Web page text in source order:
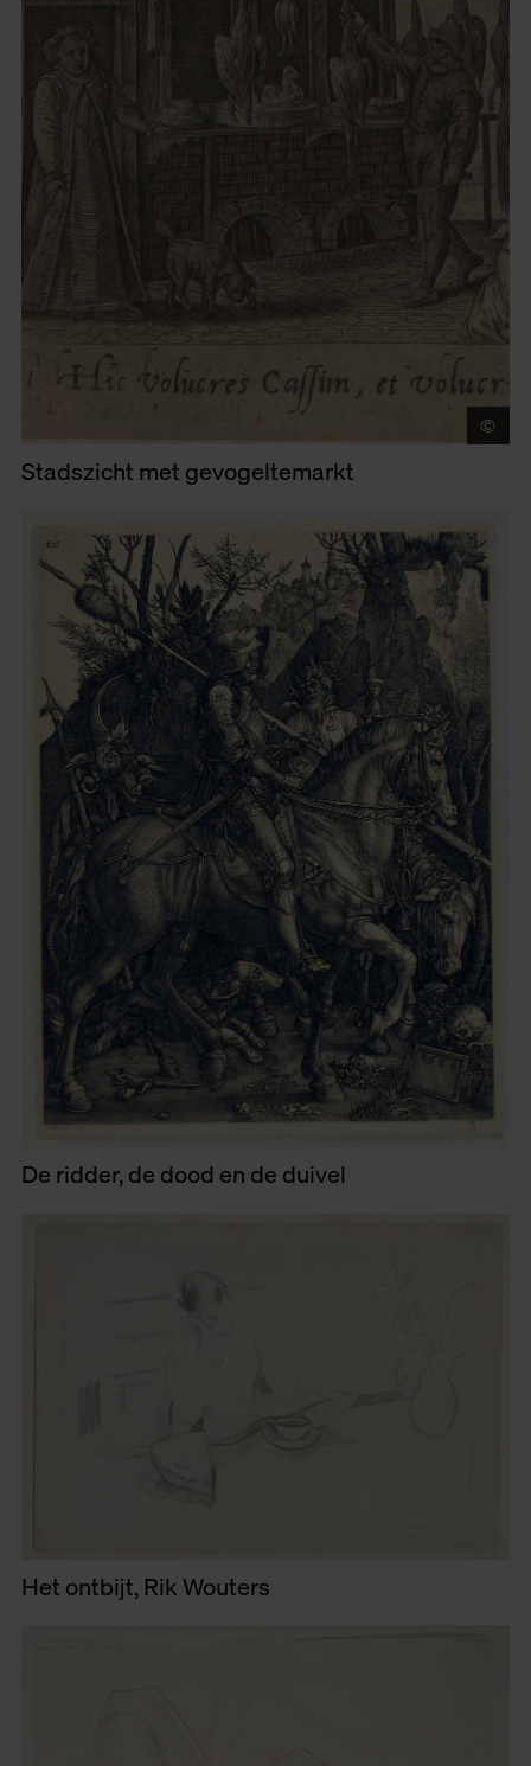
©
Stadszicht met gevogeltemarkt
De ridder, de dood en de duivel
Het ontbijt, Rik Wouters